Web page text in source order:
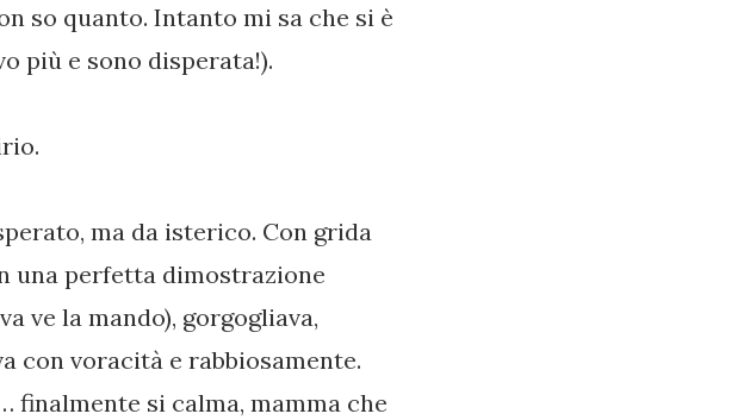
so quanto. Intanto mi sa che si è
più e sono disperata!).
ma da isterico. Con grida
una perfetta dimostrazione
ve la mando), gorgogliava,
con voracità e rabbiosamente.
finalmente si calma, mamma che